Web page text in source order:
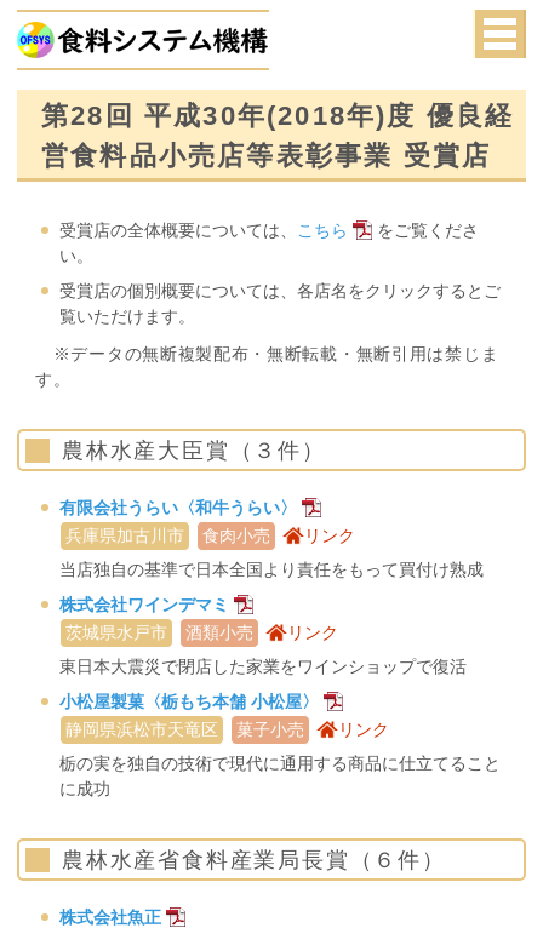
第28回 平成30年(2018年)度 優良経
営食料品小売店等表彰事業 受賞店
受賞店の全体概要については、 こちら
をご覧くださ
い。
受賞店の個別概要については、各店名をクリックするとご
覧いただけます。
※データの無断複製配布・無断転載・無断引用は禁じま
す。
農林水産大臣賞（３件）
有限会社うらい〈和牛うらい〉
兵庫県加古川市
食肉小売
リンク
当店独自の基準で日本全国より責任をもって買付け熟成
株式会社ワインデマミ
茨城県水戸市
酒類小売
リンク
東日本大震災で閉店した家業をワインショップで復活
小松屋製菓〈栃もち本舗 小松屋〉
静岡県浜松市天竜区
菓子小売
リンク
栃の実を独自の技術で現代に通用する商品に仕立てること
に成功
農林水産省食料産業局長賞（６件）
株式会社魚正